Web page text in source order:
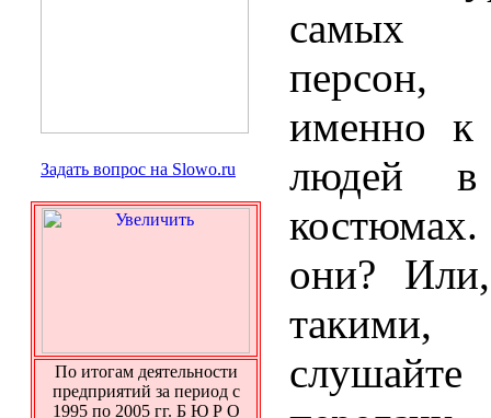
Задать вопрос на Slowo.ru
По итогам деятельности
предприятий за период с
1995 по 2005 гг. Б Ю Р О
самых
персон,
именно к
людей в
они?